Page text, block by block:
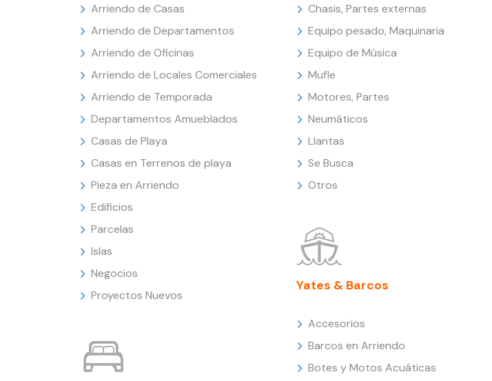
Arriendo de Casas
Arriendo de Departamentos
Arriendo de Oficinas
Arriendo de Locales Comerciales
Arriendo de Temporada
Departamentos Amueblados
Casas de Playa
Casas en Terrenos de playa
Pieza en Arriendo
Edificios
Parcelas
Islas
Negocios
Proyectos Nuevos
Chasis, Partes externas
Equipo pesado, Maquinaria
Equipo de Música
Mufle
Motores, Partes
Neumáticos
Llantas
Se Busca
Otros
Yates & Barcos
Accesorios
Barcos en Arriendo
Botes y Motos Acuáticas